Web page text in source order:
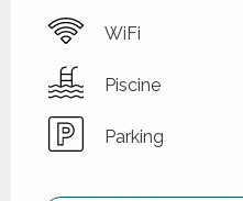
WiFi
Piscine
Parking